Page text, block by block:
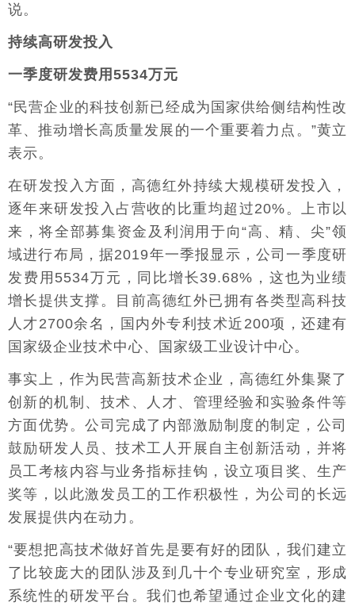
说。
持续高研发投入
一季度研发费用5534万元
“民营企业的科技创新已经成为国家供给侧结构性改
革、推动增长高质量发展的一个重要着力点。”黄立
表示。
在研发投入方面，高德红外持续大规模研发投入，
逐年来研发投入占营收的比重均超过20%。上市以
来，将全部募集资金及利润用于向“高、精、尖”领
域进行布局，据2019年一季报显示，公司一季度研
发费用5534万元，同比增长39.68%，这也为业绩
增长提供支撑。目前高德红外已拥有各类型高科技
人才2700余名，国内外专利技术近200项，还建有
国家级企业技术中心、国家级工业设计中心。
事实上，作为民营高新技术企业，高德红外集聚了
创新的机制、技术、人才、管理经验和实验条件等
方面优势。公司完成了内部激励制度的制定，公司
鼓励研发人员、技术工人开展自主创新活动，并将
员工考核内容与业务指标挂钩，设立项目奖、生产
奖等，以此激发员工的工作积极性，为公司的长远
发展提供内在动力。
“要想把高技术做好首先是要有好的团队，我们建立
了比较庞大的团队涉及到几十个专业研究室，形成
系统性的研发平台。我们也希望通过企业文化的建